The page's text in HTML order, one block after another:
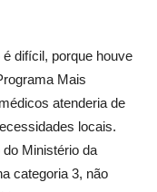
difícil, porque houve
Mais
atenderia de
locais.
Ministério da
categoria 3, não